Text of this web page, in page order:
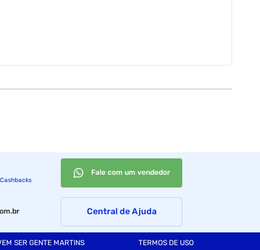
Fale com um vendedor
Central de Ajuda
SER GENTE MARTINS TERMOS DE USO